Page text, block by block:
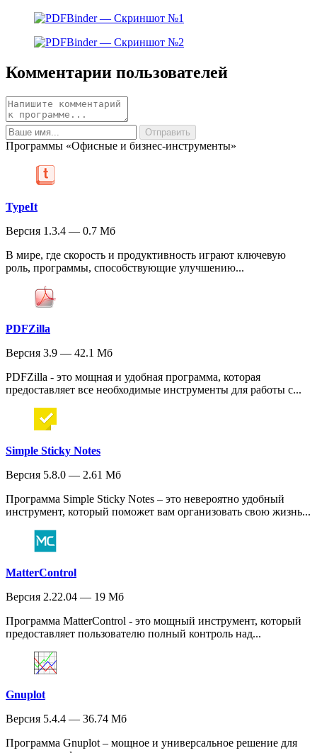
Комментарии пользователей
Программы «Офисные и бизнес-инструменты»
TypeIt
Версия 1.3.4 — 0.7 Мб
В мире, где скорость и продуктивность играют ключевую
роль, программы, способствующие улучшению...
PDFZilla
Версия 3.9 — 42.1 Мб
PDFZilla - это мощная и удобная программа, которая
предоставляет все необходимые инструменты для работы с...
Simple Sticky Notes
Версия 5.8.0 — 2.61 Мб
Программа Simple Sticky Notes – это невероятно удобный
инструмент, который поможет вам организовать свою жизнь...
MatterControl
Версия 2.22.04 — 19 Мб
Программа MatterControl - это мощный инструмент, который
предоставляет пользователю полный контроль над...
Gnuplot
Версия 5.4.4 — 36.74 Мб
Программа Gnuplot – мощное и универсальное решение для